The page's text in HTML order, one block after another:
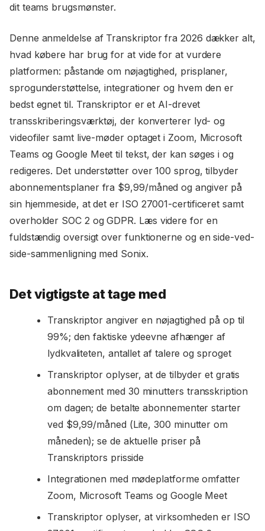
dit teams brugsmønster.
Denne anmeldelse af Transkriptor fra 2026 dækker alt,
hvad købere har brug for at vide for at vurdere
platformen: påstande om nøjagtighed, prisplaner,
sprogunderstøttelse, integrationer og hvem den er
bedst egnet til. Transkriptor er et AI-drevet
transskriberingsværktøj, der konverterer lyd- og
videofiler samt live-møder optaget i Zoom, Microsoft
Teams og Google Meet til tekst, der kan søges i og
redigeres. Det understøtter over 100 sprog, tilbyder
abonnementsplaner fra $9,99/måned og angiver på
sin hjemmeside, at det er ISO 27001-certificeret samt
overholder SOC 2 og GDPR. Læs videre for en
fuldstændig oversigt over funktionerne og en side-ved-
side-sammenligning med Sonix.
Det vigtigste at tage med
Transkriptor angiver en nøjagtighed på op til
99%; den faktiske ydeevne afhænger af
lydkvaliteten, antallet af talere og sproget
Transkriptor oplyser, at de tilbyder et gratis
abonnement med 30 minutters transskription
om dagen; de betalte abonnementer starter
ved $9,99/måned (Lite, 300 minutter om
måneden); se de aktuelle priser på
Transkriptors prisside
Integrationen med mødeplatforme omfatter
Zoom, Microsoft Teams og Google Meet
Transkriptor oplyser, at virksomheden er ISO